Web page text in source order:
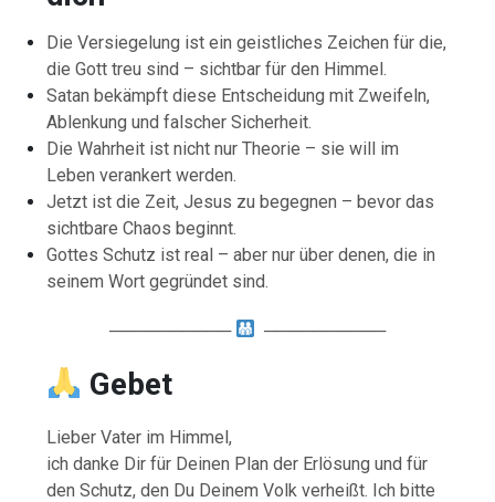
Die Versiegelung ist ein geistliches Zeichen für die,
die Gott treu sind – sichtbar für den Himmel.
Satan bekämpft diese Entscheidung mit Zweifeln,
Ablenkung und falscher Sicherheit.
Die Wahrheit ist nicht nur Theorie – sie will im
Leben verankert werden.
Jetzt ist die Zeit, Jesus zu begegnen – bevor das
sichtbare Chaos beginnt.
Gottes Schutz ist real – aber nur über denen, die in
seinem Wort gegründet sind.
────────── ──────────
Gebet
Lieber Vater im Himmel,
ich danke Dir für Deinen Plan der Erlösung und für
den Schutz, den Du Deinem Volk verheißt. Ich bitte